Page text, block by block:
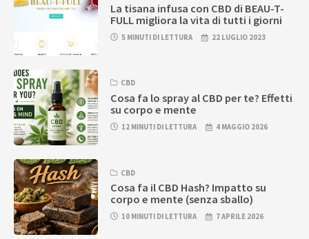
La tisana infusa con CBD di BEAU-T-
FULL migliora la vita di tutti i giorni
5 MINUTI DI LETTURA 22 LUGLIO 2023
CBD
Cosa fa lo spray al CBD per te? Effetti
su corpo e mente
12 MINUTI DI LETTURA 4 MAGGIO 2026
CBD
Cosa fa il CBD Hash? Impatto su
corpo e mente (senza sballo)
10 MINUTI DI LETTURA 7 APRILE 2026